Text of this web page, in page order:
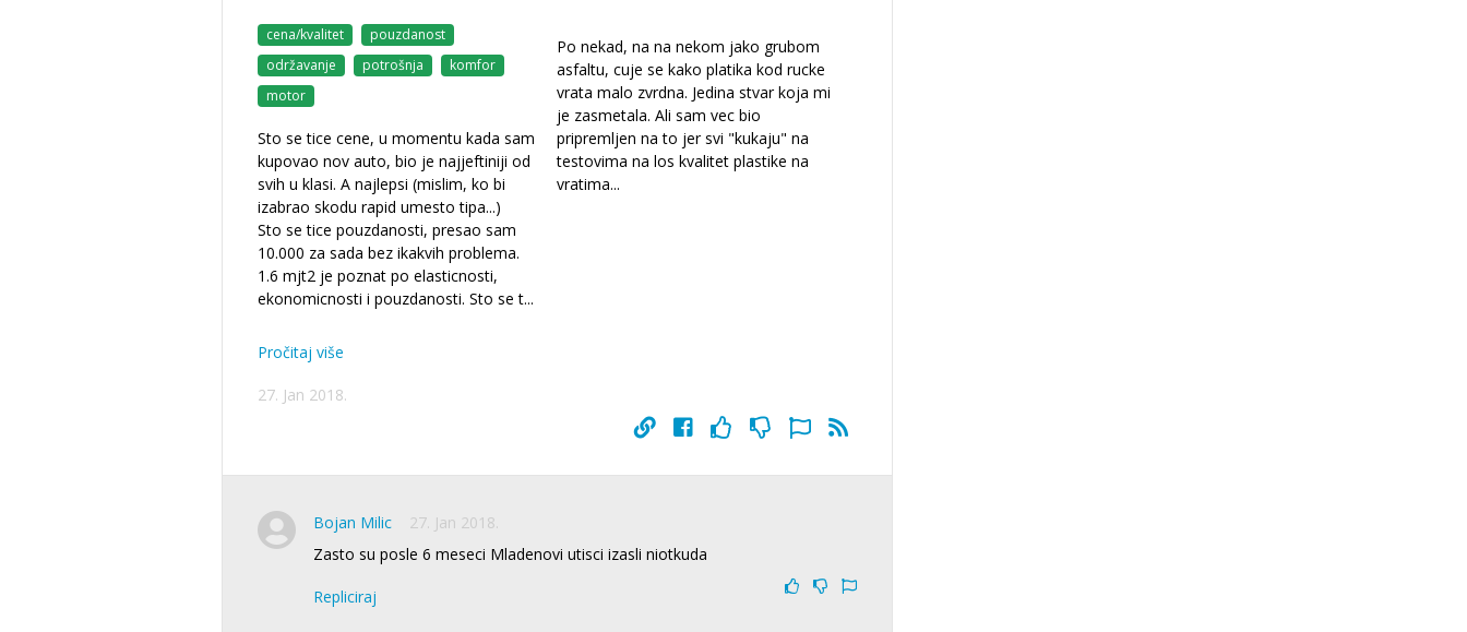
cena/kvalitet
pouzdanost
održavanje
potrošnja
komfor
motor
Sto se tice cene, u momentu kada sam
kupovao nov auto, bio je najjeftiniji od
svih u klasi. A najlepsi (mislim, ko bi
izabrao skodu rapid umesto tipa...)
Sto se tice pouzdanosti, presao sam
10.000 za sada bez ikakvih problema.
1.6 mjt2 je poznat po elasticnosti,
ekonomicnosti i pouzdanosti. Sto se t...
Po nekad, na na nekom jako grubom
asfaltu, cuje se kako platika kod rucke
vrata malo zvrdna. Jedina stvar koja mi
je zasmetala. Ali sam vec bio
pripremljen na to jer svi "kukaju" na
testovima na los kvalitet plastike na
vratima...
Pročitaj više
27. Jan 2018.
Bojan Milic
27. Jan 2018.
Zasto su posle 6 meseci Mladenovi utisci izasli niotkuda
Repliciraj